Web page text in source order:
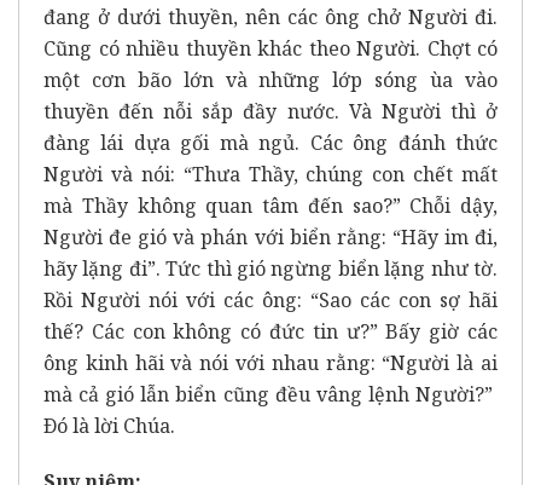
đang ở dưới thuyền, nên các ông chở Người đi.
Cũng có nhiều thuyền khác theo Người. Chợt có
một cơn bão lớn và những lớp sóng ùa vào
thuyền đến nỗi sắp đầy nước. Và Người thì ở
đàng lái dựa gối mà ngủ. Các ông đánh thức
Người và nói: “Thưa Thầy, chúng con chết mất
mà Thầy không quan tâm đến sao?” Chỗi dậy,
Người đe gió và phán với biển rằng: “Hãy im đi,
hãy lặng đi”. Tức thì gió ngừng biển lặng như tờ.
Rồi Người nói với các ông: “Sao các con sợ hãi
thế? Các con không có đức tin ư?” Bấy giờ các
ông kinh hãi và nói với nhau rằng: “Người là ai
mà cả gió lẫn biển cũng đều vâng lệnh Người?”
Ðó là lời Chúa.